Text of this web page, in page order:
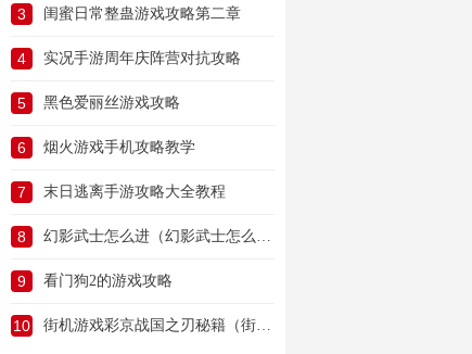
3 闺蜜日常整蛊游戏攻略第二章
4 实况手游周年庆阵营对抗攻略
5 黑色爱丽丝游戏攻略
6 烟火游戏手机攻略教学
7 末日逃离手游攻略大全教程
8 幻影武士怎么进（幻影武士怎么进游戏）
9 看门狗2的游戏攻略
10 街机游戏彩京战国之刃秘籍（街机彩京战国之刃隐藏人物）